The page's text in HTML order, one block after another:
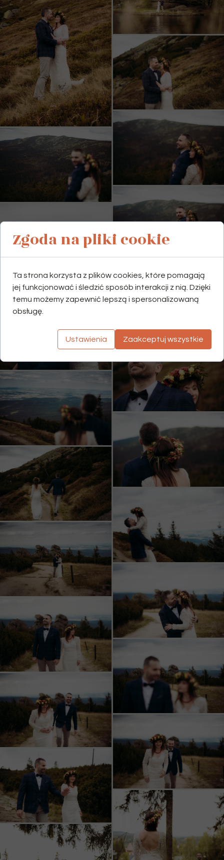
Zgoda na pliki cookie
Ta strona korzysta z plików cookies, które pomagają
jej funkcjonować i śledzić sposób interakcji z nią. Dzięki
temu możemy zapewnić lepszą i spersonalizowaną
obsługę.
Ustawienia Zaakceptuj wszystkie